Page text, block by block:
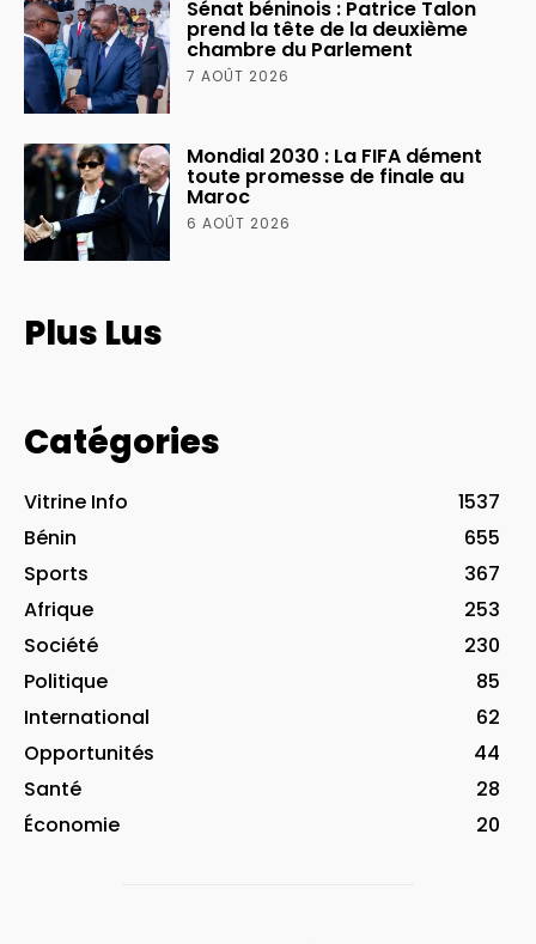
Sénat béninois : Patrice Talon
prend la tête de la deuxième
chambre du Parlement
7 AOÛT 2026
Mondial 2030 : La FIFA dément
toute promesse de finale au
Maroc
6 AOÛT 2026
Plus Lus
Catégories
Vitrine Info
1537
Bénin
655
Sports
367
Afrique
253
Société
230
Politique
85
International
62
Opportunités
44
Santé
28
Économie
20